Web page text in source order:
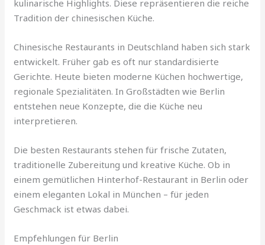
kulinarische Highlights. Diese repräsentieren die reiche
Tradition der chinesischen Küche.
Chinesische Restaurants in Deutschland haben sich stark
entwickelt. Früher gab es oft nur standardisierte
Gerichte. Heute bieten moderne Küchen hochwertige,
regionale Spezialitäten. In Großstädten wie Berlin
entstehen neue Konzepte, die die Küche neu
interpretieren.
Die besten Restaurants stehen für frische Zutaten,
traditionelle Zubereitung und kreative Küche. Ob in
einem gemütlichen Hinterhof-Restaurant in Berlin oder
einem eleganten Lokal in München – für jeden
Geschmack ist etwas dabei.
Empfehlungen für Berlin